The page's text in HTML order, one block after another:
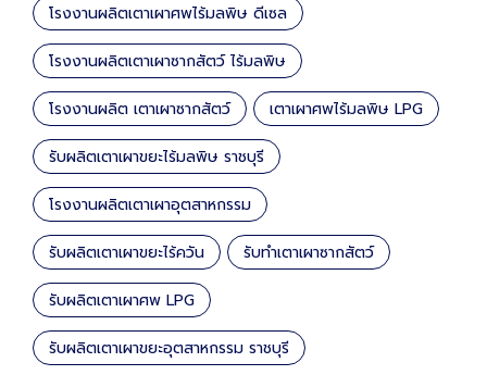
โรงงานผลิตเตาเผาศพไร้มลพิษ ดีเซล
โรงงานผลิตเตาเผาซากสัตว์ ไร้มลพิษ
โรงงานผลิต เตาเผาซากสัตว์ เตาเผาศพไร้มลพิษ LPG
รับผลิตเตาเผาขยะไร้มลพิษ ราชบุรี
โรงงานผลิตเตาเผาอุตสาหกรรม
รับผลิตเตาเผาขยะไร้ควัน รับทำเตาเผาซากสัตว์
รับผลิตเตาเผาศพ LPG
รับผลิตเตาเผาขยะอุตสาหกรรม ราชบุรี